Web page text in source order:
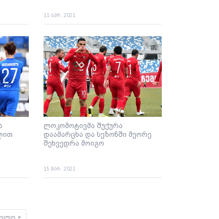
11 აპრ. 2021
ლოკომოტივმა შუქურა
დაამარცხა და სეზონში მეორე
შეხვედრა მოიგო
15 მარ. 2021
»